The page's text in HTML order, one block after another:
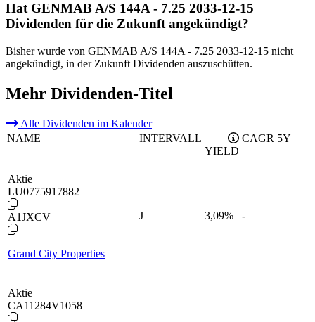
Hat GENMAB A/S 144A - 7.25 2033-12-15
Dividenden für die Zukunft angekündigt?
Bisher wurde von GENMAB A/S 144A - 7.25 2033-12-15 nicht
angekündigt, in der Zukunft Dividenden auszuschütten.
Mehr Dividenden-Titel
Alle Dividenden im Kalender
NAME
INTERVALL
YIELD
CAGR 5Y
Aktie
LU0775917882
A1JXCV
Grand City Properties
J 3,09% -
Aktie
CA11284V1058